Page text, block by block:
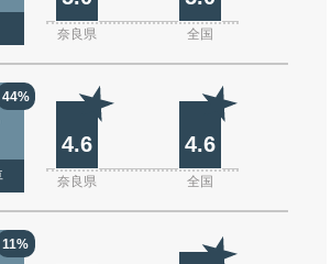
奈良県 全国
44%
4.6 4.6
奈良県 全国
11%